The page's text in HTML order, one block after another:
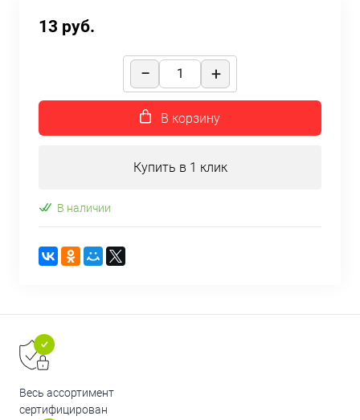
13 руб.
В корзину
Купить в 1 клик
В наличии
Весь ассортимент
сертифицирован